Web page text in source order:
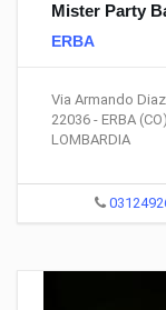
Mister Party
ERBA
Via Armando Diaz
22036 - ERBA (CO)
LOMBARDIA